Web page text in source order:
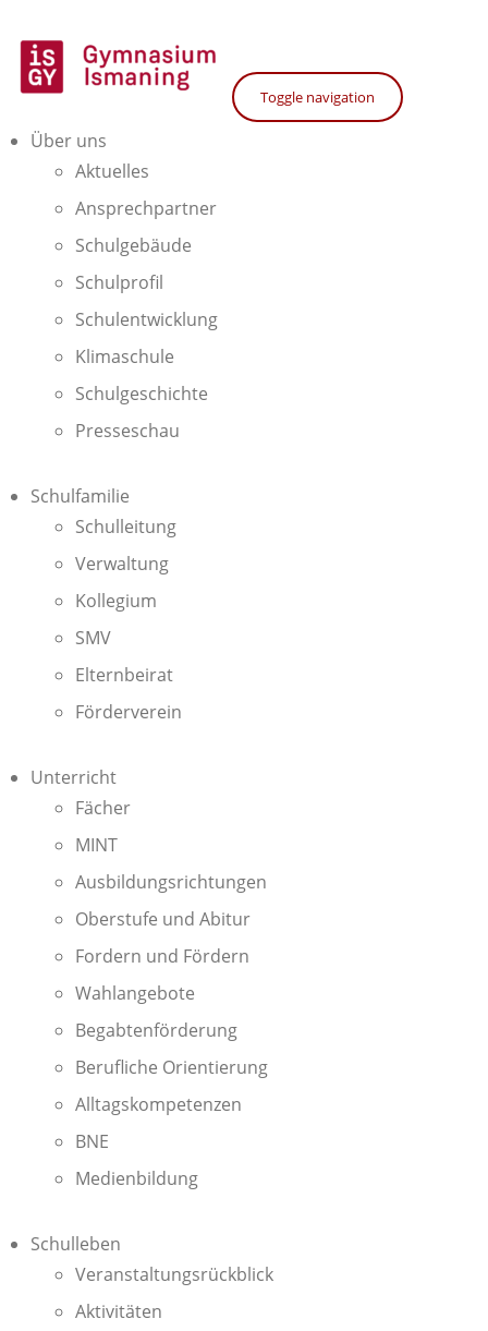
to
content
Gymnasium Ismaning
Toggle navigation
Über uns
Aktuelles
Ansprechpartner
Schulgebäude
Schulprofil
Schulentwicklung
Klimaschule
Schulgeschichte
Presseschau
Schulfamilie
Schulleitung
Verwaltung
Kollegium
SMV
Elternbeirat
Förderverein
Unterricht
Fächer
MINT
Ausbildungsrichtungen
Oberstufe und Abitur
Fordern und Fördern
Wahlangebote
Begabtenförderung
Berufliche Orientierung
Alltagskompetenzen
BNE
Medienbildung
Schulleben
Veranstaltungsrückblick
Aktivitäten